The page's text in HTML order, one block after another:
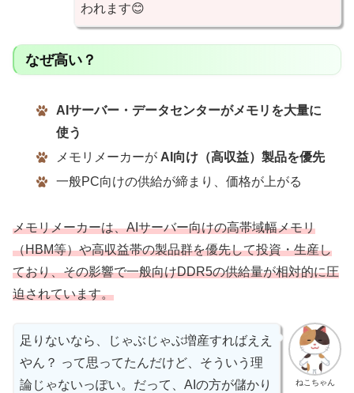
われます😊
なぜ高い？
AIサーバー・データセンターがメモリを大量に
使う
メモリメーカーが AI向け（高収益）製品を優先
一般PC向けの供給が締まり、価格が上がる
メモリメーカーは、AIサーバー向けの高帯域幅メモリ
（HBM等）や高収益帯の製品群を優先して投資・生産し
ており、その影響で一般向けDDR5の供給量が相対的に圧
迫されています。
ねこちゃん
足りないなら、じゃぶじゃぶ増産すればええ
やん？ って思ってたんだけど、そういう理
論じゃないっぽい。だって、AIの方が儲かり